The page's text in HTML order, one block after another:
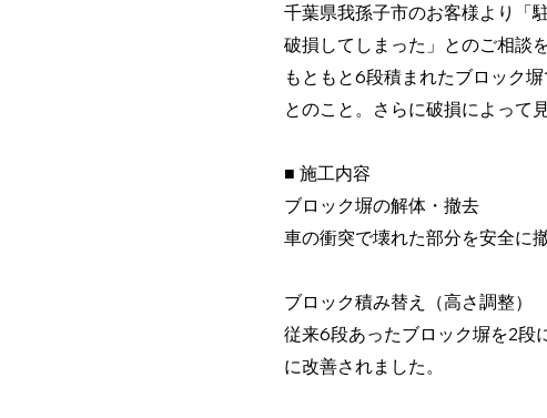
千葉県我孫子市のお客様より「
破損してしまった」とのご相談
もともと6段積まれたブロック
とのこと。さらに破損によって
■ 施工内容
ブロック塀の解体・撤去
車の衝突で壊れた部分を安全に
ブロック積み替え（高さ調整）
従来6段あったブロック塀を2段
に改善されました。